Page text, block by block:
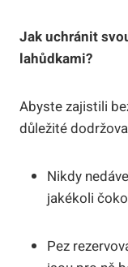
Jak uchránit
lahůdkami?
Abyste zajistili
důležité
Nikdy
jakékoli
Pez